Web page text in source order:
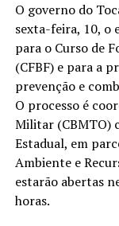
O governo do
sexta-feira, 10, o
para o Curso de
(CFBF) e para a
prevenção e
O processo é
Militar (CBMTO)
Estadual, em
Ambiente e
estarão abertas
horas.